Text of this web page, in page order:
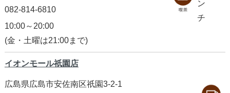
082-814-6810
10:00～20:00
(金・土曜は21:00まで)
イオンモール祇園店
広島県広島市安佐南区祇園3-2-1